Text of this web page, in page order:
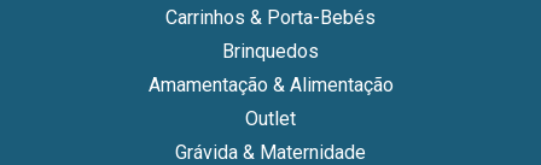
Carrinhos & Porta-Bebés
Brinquedos
Amamentação & Alimentação
Outlet
Grávida & Maternidade